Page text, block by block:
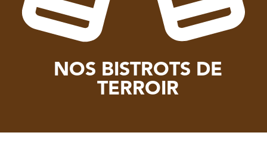
NOS BISTROTS DE
TERROIR